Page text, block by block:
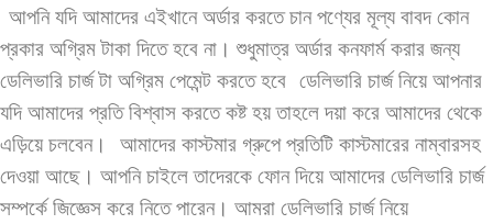
আপনি যদি আমাদের এইখানে অর্ডার করতে চান পণ্যের মূল্য বাবদ কোন
প্রকার অগ্রিম টাকা দিতে হবে না। শুধুমাত্র অর্ডার কনফার্ম করার জন্য
ডেলিভারি চার্জ টা অগ্রিম পেমেন্ট করতে হবে ডেলিভারি চার্জ নিয়ে আপনার
যদি আমাদের প্রতি বিশ্বাস করতে কষ্ট হয় তাহলে দয়া করে আমাদের থেকে
এড়িয়ে চলবেন।
আমাদের কাস্টমার গ্রুপে প্রতিটি কাস্টমারের নাম্বারসহ
দেওয়া আছে। আপনি চাইলে তাদেরকে ফোন দিয়ে আমাদের ডেলিভারি চার্জ
সম্পর্কে জিজ্ঞেস করে নিতে পারেন। আমরা ডেলিভারি চার্জ নিয়ে